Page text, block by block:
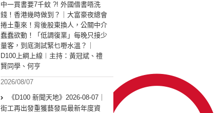
中一買書要7千蚊 ?! 外國借書唔洗
錢！香港幾時做到？｜大富豪夜總會
捲土重來！背後股東換人，公關中介
蠢蠢欲動！「低調復業」每晚只接少
量客，到底測試緊乜嘢水溫？｜
D100上綱上線︱主持：黃冠斌、禮
賢同學、何亨
2026/08/07
《D100 新聞天地》2026-08-07｜
街工再出發重獲藝發局最新年度資